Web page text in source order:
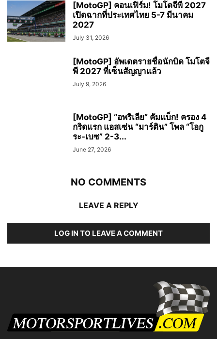
[MotoGP] คอนเฟิร์ม! โมโตจีพี 2027
เปิดฉากที่ประเทศไทย 5-7 มีนาคม
2027
July 31, 2026
[MotoGP] อัพเดตรายชื่อนักบิด โมโตจี
พี 2027 ที่เซ็นสัญญาแล้ว
July 9, 2026
[MotoGP] “อพริเลีย” คัมแบ็ก! ครอง 4
กริดแรก แอสเซ่น “มาร์ติน” โพล “โอกู
ระ-เบซ” 2-3...
June 27, 2026
NO COMMENTS
LEAVE A REPLY
LOG IN TO LEAVE A COMMENT